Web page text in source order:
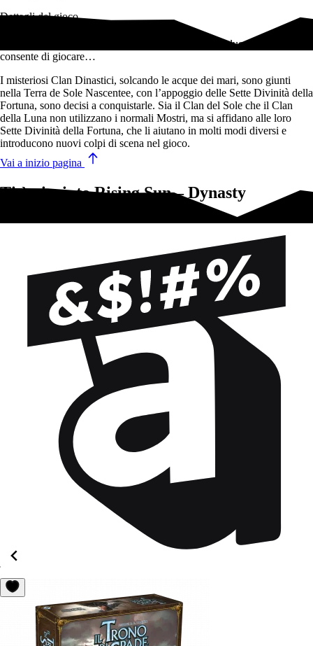
Dettagli del gioco
Espansione per Rising Sun che introduce nel gioco due nuovi Clan e
consente di giocare…
I misteriosi Clan Dinastici, solcando le acque dei mari, sono giunti
nella Terra de Sole Nascentee, con l’appoggio delle Sette Divinità della
Fortuna, sono decisi a conquistarle. Sia il Clan del Sole che il Clan
della Luna non utilizzano i normali Mostri, ma si affidano alle loro
Sette Divinità della Fortuna, che li aiutano in molti modi diversi e
introducono nuovi colpi di scena nel gioco.
Vai a inizio pagina
Ti è piaciuto Rising Sun – Dynasty